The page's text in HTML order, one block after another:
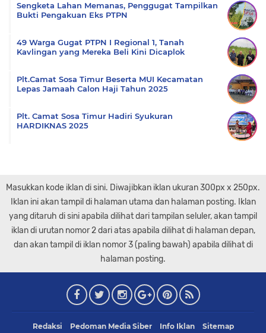
Sengketa Lahan Memanas, Penggugat Tampilkan
Bukti Pengakuan Eks PTPN
49 Warga Gugat PTPN I Regional 1, Tanah
Kavlingan yang Mereka Beli Kini Dicaplok
Plt.Camat Sosa Timur Beserta MUI Kecamatan
Lepas Jamaah Calon Haji Tahun 2025
Plt. Camat Sosa Timur Hadiri Syukuran
HARDIKNAS 2025
Masukkan kode iklan di sini. Diwajibkan iklan ukuran 300px x 250px.
Iklan ini akan tampil di halaman utama dan halaman posting. Iklan
yang ditaruh di sini apabila dilihat dari tampilan seluler, akan tampil
iklan di urutan nomor 2 dari atas apabila dilihat di halaman depan,
dan akan tampil di iklan nomor 3 (paling bawah) apabila dilihat di
halaman posting.
Redaksi Pedoman Media Siber Info Iklan Sitemap